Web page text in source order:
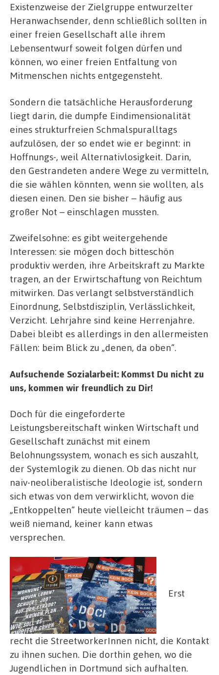
Existenzweise der Zielgruppe entwurzelter
Heranwachsender, denn schließlich sollten in
einer freien Gesellschaft alle ihrem
Lebensentwurf soweit folgen dürfen und
können, wo einer freien Entfaltung von
Mitmenschen nichts entgegensteht.
Sondern die tatsächliche Herausforderung
liegt darin, die dumpfe Eindimensionalität
eines strukturfreien Schmalspuralltags
aufzulösen, der so endet wie er beginnt: in
Hoffnungs-, weil Alternativlosigkeit. Darin,
den Gestrandeten andere Wege zu vermitteln,
die sie wählen könnten, wenn sie wollten, als
diesen einen. Den sie bisher – häufig aus
großer Not – einschlagen mussten.
Zweifelsohne: es gibt weitergehende
Interessen: sie mögen doch bitteschön
produktiv werden, ihre Arbeitskraft zu Markte
tragen, an der Erwirtschaftung von Reichtum
mitwirken. Das verlangt selbstverständlich
Einordnung, Selbstdisziplin, Verlässlichkeit,
Verzicht. Lehrjahre sind keine Herrenjahre.
Dabei bleibt es allerdings in den allermeisten
Fällen: beim Blick zu „denen, da oben“.
Aufsuchende Sozialarbeit: Kommst Du nicht zu
uns, kommen wir freundlich zu Dir!
Doch für die eingeforderte
Leistungsbereitschaft winken Wirtschaft und
Gesellschaft zunächst mit einem
Belohnungssystem, wonach es sich auszahlt,
der Systemlogik zu dienen. Ob das nicht nur
naiv-neoliberalistische Ideologie ist, sondern
sich etwas von dem verwirklicht, wovon die
„Entkoppelten“ heute vielleicht träumen – das
weiß niemand, keiner kann etwas
versprechen.
Erst
recht die StreetworkerInnen nicht, die Kontakt
zu ihnen suchen. Die dorthin gehen, wo die
Jugendlichen in Dortmund sich aufhalten.